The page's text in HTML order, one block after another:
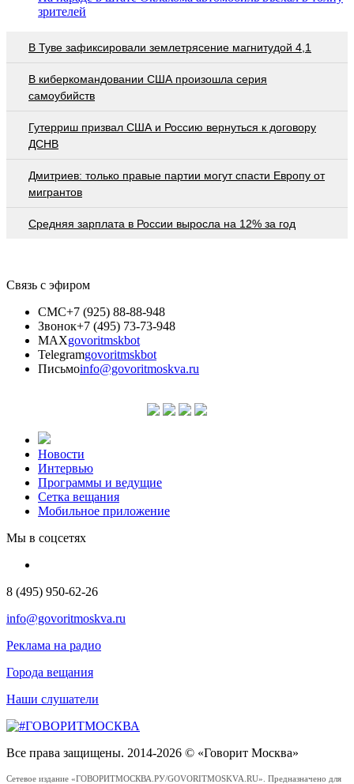
зрителей
В Туве зафиксировали землетрясение магнитудой 4,1
В киберкомандовании США произошла серия
самоубийств
Гутерриш призвал США и Россию вернуться к договору
ДСНВ
Дмитриев: только правые партии могут спасти Европу от
мигрантов
Средняя зарплата в России выросла на 12% за год
Связь с эфиром
СМС+7 (925) 88-88-948
Звонок+7 (495) 73-73-948
MAXgovoritmskbot
Telegramgovoritmskbot
Письмоinfo@govoritmoskva.ru
Новости
Интервью
Программы и ведущие
Сетка вещания
Мобильное приложение
Мы в соцсетях
8 (495) 950-62-26
info@govoritmoskva.ru
Реклама на радио
Города вещания
Наши слушатели
Все права защищены. 2014-2026 © «Говорит Москва»
Сетевое издание «ГОВОРИТМОСКВА.РУ/GOVORITMOSKVA.RU». Предназначено для